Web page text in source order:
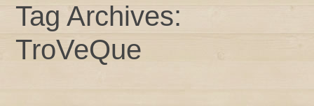
Tag Archives:
TroVeQue